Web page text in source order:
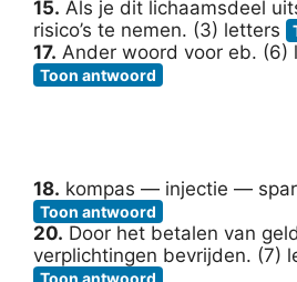
15. Als je dit lichaamsdeel
risico’s te nemen. (3) letters
17. Ander woord voor eb. (6)
Toon antwoord
18. kompas — injectie —
Toon antwoord
20. Door het betalen van
verplichtingen bevrijden. (7)
Toon antwoord